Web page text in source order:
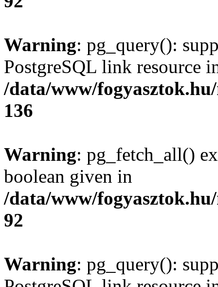
Warning: pg_query():
PostgreSQL link resource
/data/www/
136
Warning: pg_fetch_all()
boolean given in
/data/www/
92
Warning: pg_query():